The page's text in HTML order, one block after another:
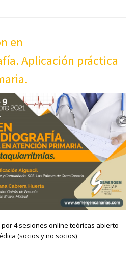
en
Aplicación práctica
4 sesiones online teóricas abierto
(socios y no socios)